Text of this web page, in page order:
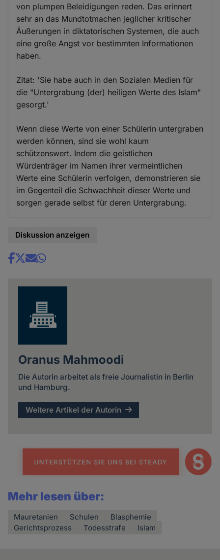
von plumpen Beleidigungen reden. Das erinnert
sehr an das Mundtotmachen jeglicher kritischer
Äußerungen in diktatorischen Systemen, die auch
eine große Angst vor bestimmten Informationen
haben.
Zitat: 'Sie habe auch in den Sozialen Medien für
die "Untergrabung (der) heiligen Werte des Islam"
gesorgt.'
Wenn diese Werte von einer Schülerin untergraben
werden können, sind sie wohl kaum
schützenswert. Indem die geistlichen
Würdenträger im Namen ihrer vermeintlichen
Werte eine Schülerin verfolgen, demonstrieren sie
im Gegenteil die Schwachheit dieser Werte und
sorgen gerade selbst für deren Untergrabung.
Diskussion anzeigen
Share
Oranus Mahmoodi
Die Autorin arbeitet als freie Journalistin in Berlin
und Hamburg.
Weitere Artikel der Autorin
Mehr lesen über:
Mauretanien Schulen
Blasphemie
Gerichtsprozess
Todesstrafe Islam
Cookies